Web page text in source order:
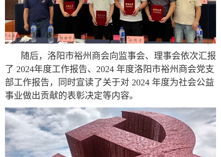
随后，洛阳市裕州商会向监事会、理事会依次汇报
了 2024年度工作报告、2024 年度洛阳市裕州商会党支
部工作报告，同时宣读了关于对 2024 年度为社会公益
事业做出贡献的表彰决定等内容。